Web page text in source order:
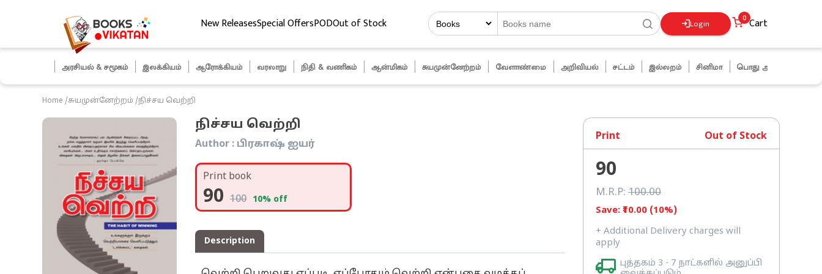
New ReleasesSpecial OffersPODOut of Stock Login 0 Cart
அரசியல் & சமூகம் இலக்கியம் ஆரோக்கியம் வரலாறு நிதி & வணிகம் ஆன்மிகம் சுயமுன்னேற்றம் வேளாண்மை அறிவியல் சட்டம் இல்லறம் சினிமா பொது அறிவு
Home /சுயமுன்னேற்றம் /நிச்சய வெற்றி
நிச்சய வெற்றி
Author : பிரகாஷ் ஐயர்
Print book
90 100 10% off
Description
Print Out of Stock
90
M.R.P: 100.00
Save: ₹ 10.00 (10%)
+ Additional Delivery charges will
apply
புத்தகம் 3 - 7 நாட்களில் அனுப்பி